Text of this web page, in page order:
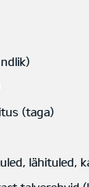
(taga)
lähituled,